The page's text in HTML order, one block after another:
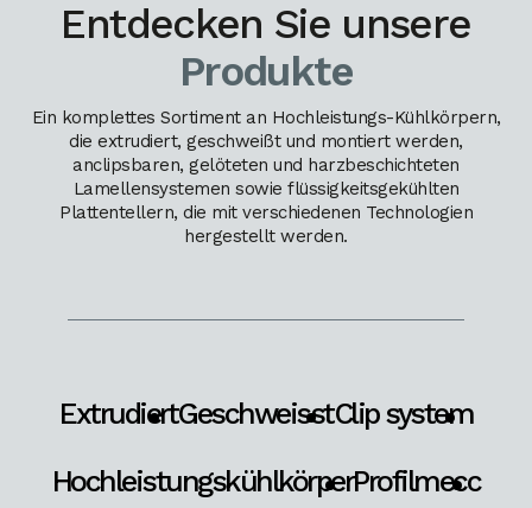
Entdecken Sie unsere
Produkte
Ein komplettes Sortiment an Hochleistungs-Kühlkörpern,
die extrudiert, geschweißt und montiert werden,
anclipsbaren, gelöteten und harzbeschichteten
Lamellensystemen sowie flüssigkeitsgekühlten
Plattentellern, die mit verschiedenen Technologien
hergestellt werden.
ExtrudiertGeschweisstClip system
HochleistungskühlkörperProfilmecc